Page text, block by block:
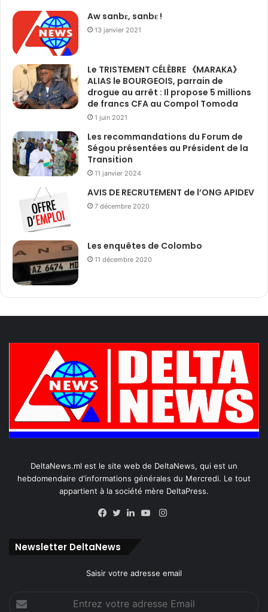
Aw sanbɛ, sanbɛ !
13 janvier 2021
Le TRISTEMENT CÉLÈBRE 《MARAKA》
ALIAS le BOURGEOIS, parrain de
drogue au arrêt : Il propose 5 millions
de francs CFA au Compol Tomoda
1 juin 2021
Les recommandations du Forum de
Ségou présentées au Président de la
Transition
11 janvier 2024
AVIS DE RECRUTEMENT de l’ONG APIDEV
7 décembre 2020
Les enquêtes de Colombo
11 décembre 2020
DeltaNews.ml est le site web de DeltaNews, qui est un
hebdomendaire d'informations générales du Mercredi. Le tout
appartient à la société mère DeltaPress.
Instagram
Newsletter DeltaNews
Saisir votre adresse email
votre